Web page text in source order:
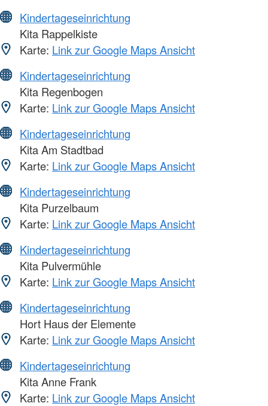
Kindertageseinrichtung
Kita Rappelkiste
Karte: Link zur Google Maps Ansicht
Kindertageseinrichtung
Kita Regenbogen
Karte: Link zur Google Maps Ansicht
Kindertageseinrichtung
Kita Am Stadtbad
Karte: Link zur Google Maps Ansicht
Kindertageseinrichtung
Kita Purzelbaum
Karte: Link zur Google Maps Ansicht
Kindertageseinrichtung
Kita Pulvermühle
Karte: Link zur Google Maps Ansicht
Kindertageseinrichtung
Hort Haus der Elemente
Karte: Link zur Google Maps Ansicht
Kindertageseinrichtung
Kita Anne Frank
Karte: Link zur Google Maps Ansicht